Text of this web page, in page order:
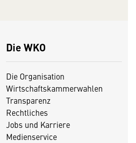
Die WKO
Die Organisation
Wirtschaftskammerwahlen
Transparenz
Rechtliches
Jobs und Karriere
Medienservice